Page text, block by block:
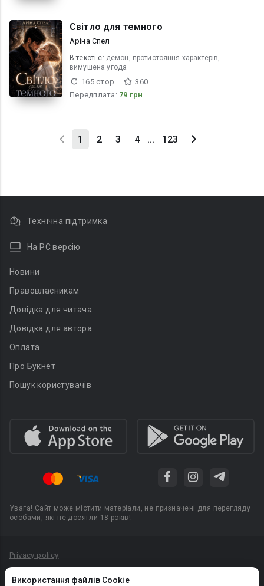
Світло для темного
Аріна Спел
В текcті є: демон, протистояння характерів,
вимушена угода
165 стор.
360
Передплата: 79 грн
1 2 3 4 ... 123
Використання файлів Cookie
Технічна підтримка
На PC версію
Новини
Правовласникам
Довідка для читача
Довідка для автора
Оплата
Про Букнет
Пошук користувачів
Увага! Сайт може містити матеріали, не призначені для перегляду
особами, які не досягли 18 років!
Privacy policy